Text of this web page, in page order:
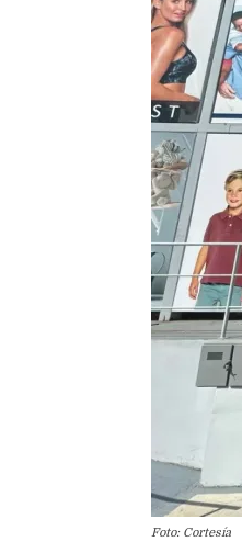
Foto: Cortesía